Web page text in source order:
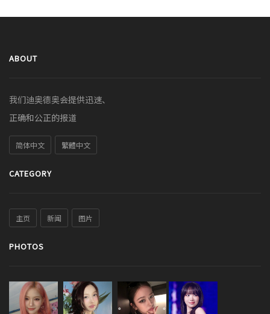
ABOUT
我们迪奥德奥会提供迅速、
正确和公正的报道
简体中文 繁體中文
CATEGORY
主页 新闻 图片
PHOTOS